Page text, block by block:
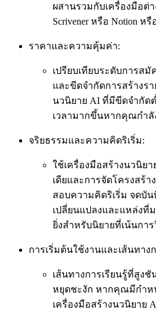
ผสานรวมกับเครื่องมือต่า
Scrivener หรือ Notion หรื
ราคาและความคุ้มค่า:
เปรียบเทียบระดับการส
และขีดจำกัดการสร้างรา
นวนิยาย AI ที่มีขีดจำกัด
เวลามากขึ้นหากคุณกำลั
จริยธรรมและความคิดริเริ่ม:
ใช้เครื่องมือสร้างนวนิย
เดียและการจัดโครงสร้
สอบความคิดริเริ่ม จดบัน
เปลี่ยนแปลงและแหล่งที่
ยิ่งสำหรับนิยายที่เน้นการ
การเริ่มต้นใช้งานและเส้นทาง
เส้นทางการเรียนรู้ที่สูง
หยุดชะงัก หากคุณมีกำห
เครื่องมือสร้างนวนิยาย